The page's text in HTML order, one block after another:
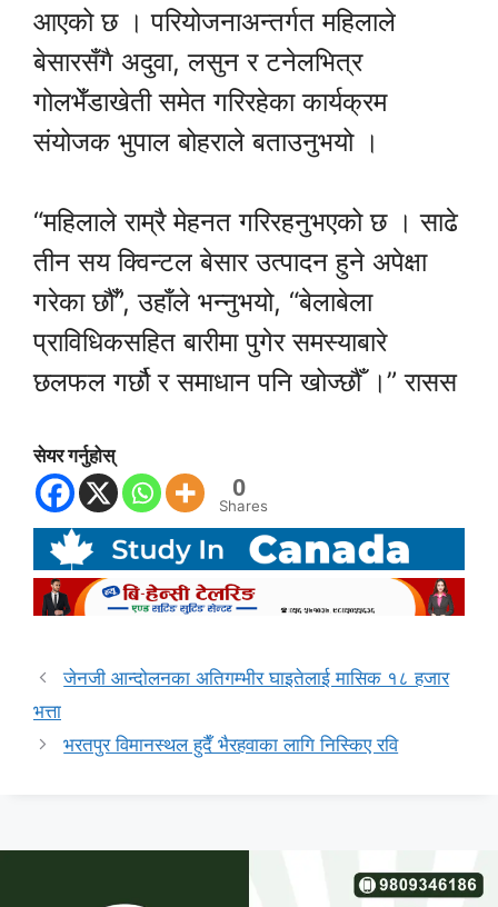
आएको छ । परियोजनाअन्तर्गत महिलाले
बेसारसँगै अदुवा, लसुन र टनेलभित्र
गोलभेँडाखेती समेत गरिरहेका कार्यक्रम
संयोजक भुपाल बोहराले बताउनुभयो ।
“महिलाले राम्रै मेहनत गरिरहनुभएको छ । साढे
तीन सय क्विन्टल बेसार उत्पादन हुने अपेक्षा
गरेका छौँ”, उहाँले भन्नुभयो, “बेलाबेला
प्राविधिकसहित बारीमा पुगेर समस्याबारे
छलफल गर्छौ र समाधान पनि खोज्छौँ ।” रासस
सेयर गर्नुहोस्
0
Shares
जेनजी आन्दोलनका अतिगम्भीर घाइतेलाई मासिक १८ हजार
भत्ता
भरतपुर विमानस्थल हुदैँ भैरहवाका लागि निस्किए रवि